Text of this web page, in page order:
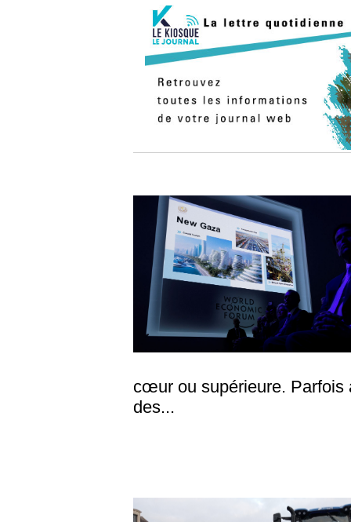
cœur ou supérieure. Parfois
des...